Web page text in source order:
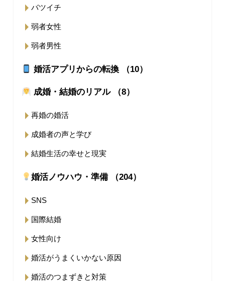
バツイチ
弱者女性
弱者男性
婚活アプリからの転換 （10）
成婚・結婚のリアル （8）
再婚の婚活
成婚者の声と学び
結婚生活の幸せと現実
婚活ノウハウ・準備 （204）
SNS
国際結婚
女性向け
婚活がうまくいかない原因
婚活のつまずきと対策